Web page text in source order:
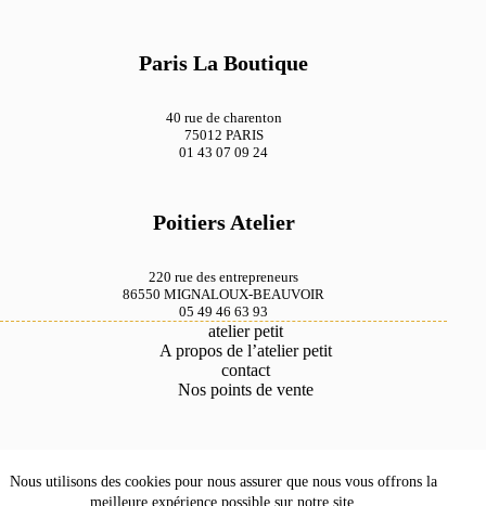
Nous utilisons des cookies pour nous assurer que nous vous offrons la
meilleure expérience possible sur notre site.
Paris La Boutique
40 rue de charenton
75012 PARIS
01 43 07 09 24
Poitiers Atelier
220 rue des entrepreneurs
86550 MIGNALOUX-BEAUVOIR
05 49 46 63 93
atelier petit
A propos de l’atelier petit
contact
Nos points de vente
Conditions générales de vente